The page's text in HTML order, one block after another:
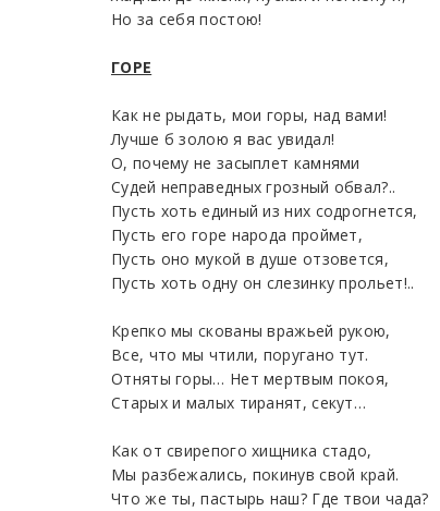
Но за себя постою!
ГОРЕ
Как не рыдать, мои горы, над вами!
Лучше б золою я вас увидал!
О, почему не засыплет камнями
Судей неправедных грозный обвал?..
Пусть хоть единый из них содрогнется,
Пусть его горе народа проймет,
Пусть оно мукой в душе отзовется,
Пусть хоть одну он слезинку прольет!..
Крепко мы скованы вражьей рукою,
Все, что мы чтили, поругано тут.
Отняты горы… Нет мертвым покоя,
Старых и малых тиранят, секут…
Как от свирепого хищника стадо,
Мы разбежались, покинув свой край.
Что же ты, пастырь наш? Где твои чада?